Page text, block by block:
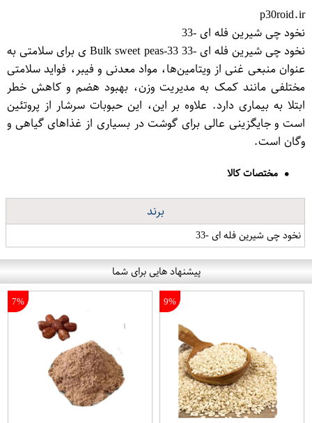
p30roid.ir
نخود چی شیرین فله ای -33
نخود چی شیرین فله ای -33 Bulk sweet peas-33 ی برای سلامتی به
عنوان منبعی غنی از ویتامین‌ها، مواد معدنی و فیبر، فواید سلامتی
مختلفی مانند کمک به مدیریت وزن، بهبود هضم و کاهش خطر
ابتلا به بیماری دارد. علاوه بر این، این حبوبات سرشار از پروتئین
است و جایگزینی عالی برای گوشت در بسیاری از غذاهای گیاهی و
وگان است.
مختصات کالا
برند
نخود چی شیرین فله ای -33
پیشنهاد هایی برای شما
9%
7%